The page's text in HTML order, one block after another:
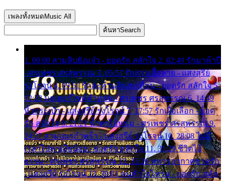
เพลงทั้งหมด Music All
ค้นหาSearch
1. 00:00 สามสิบยังแจ๋ว - ยอดรัก สลักใจ 2. 02:49 รักมาห้าปี
- ศรเพชร ศรสุพรรณ 3. 05:57 รักสาวเสื้อลาย - แสงสุรีย์
รุ่งโรจน์ 4. 09:51 รักสะท้านดินสะเทือน - ยอดรัก สลักใจ 5.
12:23 มอเตอร์ไซค์ทำหล่น - ศรเพชร ศรสุพรรณ 6. 14:49
หิ้วกระเป๋า - แสงสุรีย์ รุ่งโรจน์ 7. 17:57 รักเผื่อเลือก - ยอด
รัก สลักใจ 8. 21:21 น้ำตาไอ้หนุ่ม - ศรเพชร ศรสุพรรณ 9.
24:27 สามเณรกำพร้า - แสงสุรีย์ รุ่งโรจน์ 10. 28:08 ไม่มี
เวลาไปหาเมียน้อย - ยอดรัก สลักใจ 11. 31:29 ชีวิตไอ้
ธรรม - ศรเพชร ศรสุพรรณ 12. 35:26 ทหารอากาศขาดรัก
- แสงสุรีย์ รุ่งโรจน์ 13. 39:01 คนหัวใจโทรม - ยอดรัก สลัก